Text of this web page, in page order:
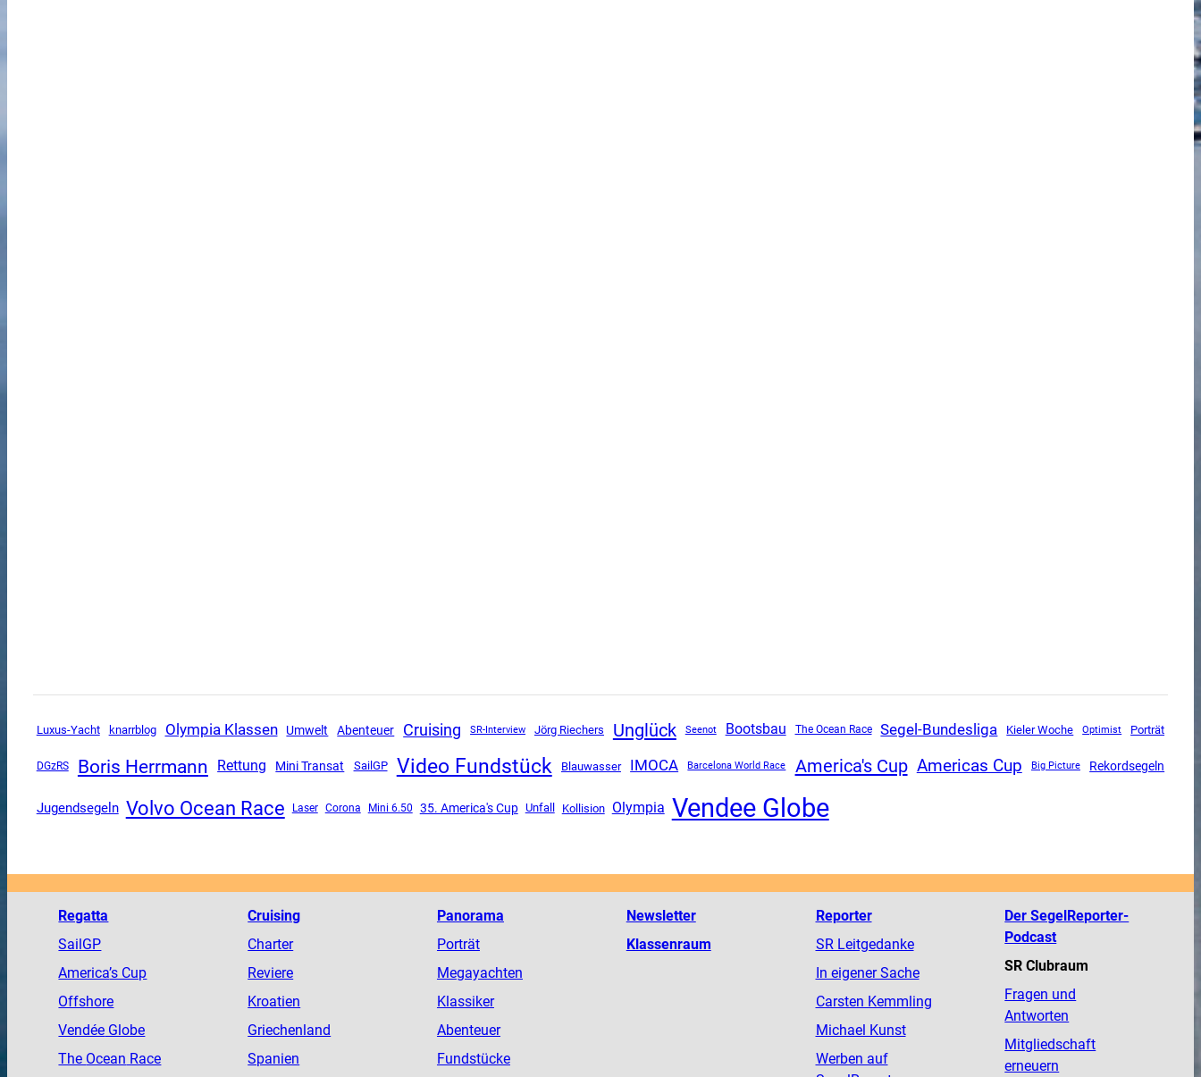
Luxus-Yacht knarrblog Olympia Klassen Umwelt Abenteuer Cruising SR-Interview Jörg Riechers Unglück Seenot Bootsbau The Ocean Race Segel-Bundesliga Kieler Woche Optimist Porträt
DGzRS Boris Herrmann Rettung Mini Transat SailGP Video Fundstück Blauwasser IMOCA Barcelona World Race America's Cup Americas Cup Big Picture Rekordsegeln
Jugendsegeln Volvo Ocean Race Laser Corona Mini 6.50 35. America's Cup Unfall Kollision Olympia Vendee Globe
Regatta
SailGP
America’s Cup
Offshore
Vendée Globe
The Ocean Race
Cruising
Charter
Reviere
Kroatien
Griechenland
Spanien
Panorama
Porträt
Megayachten
Klassiker
Abenteuer
Fundstücke
Newsletter
Klassenraum
Reporter
SR Leitgedanke
In eigener Sache
Carsten Kemmling
Michael Kunst
Werben auf
Der SegelReporter-
Podcast
SR Clubraum
Fragen und
Antworten
Mitgliedschaft
erneuern